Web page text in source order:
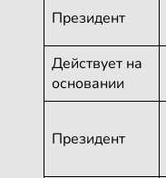
Президент
Действует на
основании
Президент